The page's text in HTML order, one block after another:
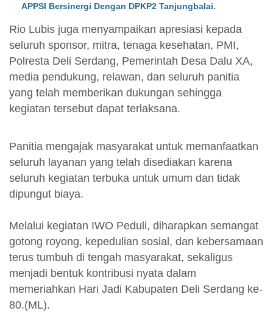
APPSI Bersinergi Dengan DPKP2 Tanjungbalai.
Rio Lubis juga menyampaikan apresiasi kepada
seluruh sponsor, mitra, tenaga kesehatan, PMI,
Polresta Deli Serdang, Pemerintah Desa Dalu XA,
media pendukung, relawan, dan seluruh panitia
yang telah memberikan dukungan sehingga
kegiatan tersebut dapat terlaksana.
Panitia mengajak masyarakat untuk memanfaatkan
seluruh layanan yang telah disediakan karena
seluruh kegiatan terbuka untuk umum dan tidak
dipungut biaya.
Melalui kegiatan IWO Peduli, diharapkan semangat
gotong royong, kepedulian sosial, dan kebersamaan
terus tumbuh di tengah masyarakat, sekaligus
menjadi bentuk kontribusi nyata dalam
memeriahkan Hari Jadi Kabupaten Deli Serdang ke-
80.(ML).